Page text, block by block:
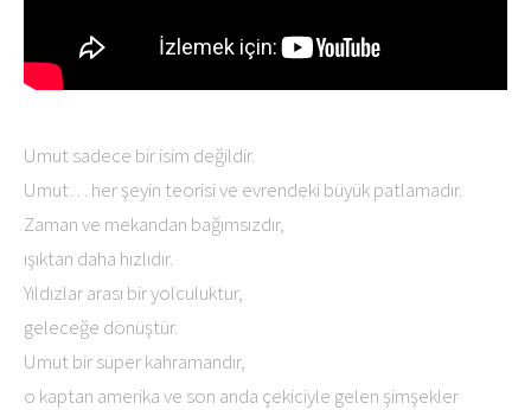
Umut sadece bir isim değildir.
Umut… her şeyin teorisi ve evrendeki büyük patlamadır.
Zaman ve mekandan bağımsızdır,
ışıktan daha hızlıdır.
Yıldızlar arası bir yolculuktur,
geleceğe dönüştür.
Umut bir süper kahramandır,
o kaptan amerika ve son anda çekiciyle gelen şimşekler